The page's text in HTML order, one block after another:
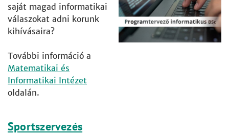
saját magad informatikai
válaszokat adni korunk
kihívásaira?
További információ a
Matematikai és
Informatikai Intézet
oldalán.
Sportszervezés